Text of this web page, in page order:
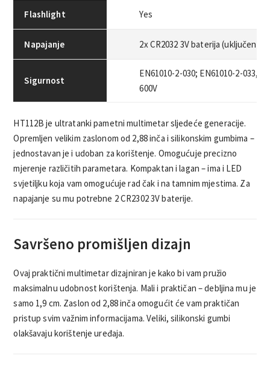
Flashlight Yes
Napajanje 2x CR2032 3V baterija (uključena)
Sigurnost
EN61010-2-030; EN61010-2-033,
600V
HT112B je ultratanki pametni multimetar sljedeće generacije.
Opremljen velikim zaslonom od 2,88 inča i silikonskim gumbima –
jednostavan je i udoban za korištenje. Omogućuje precizno
mjerenje različitih parametara. Kompaktan i lagan – ima i LED
svjetiljku koja vam omogućuje rad čak i na tamnim mjestima. Za
napajanje su mu potrebne 2 CR2302 3V baterije.
Savršeno promišljen dizajn
Ovaj praktični multimetar dizajniran je kako bi vam pružio
maksimalnu udobnost korištenja. Mali i praktičan – debljina mu je
samo 1,9 cm. Zaslon od 2,88 inča omogućit će vam praktičan
pristup svim važnim informacijama. Veliki, silikonski gumbi
olakšavaju korištenje uređaja.